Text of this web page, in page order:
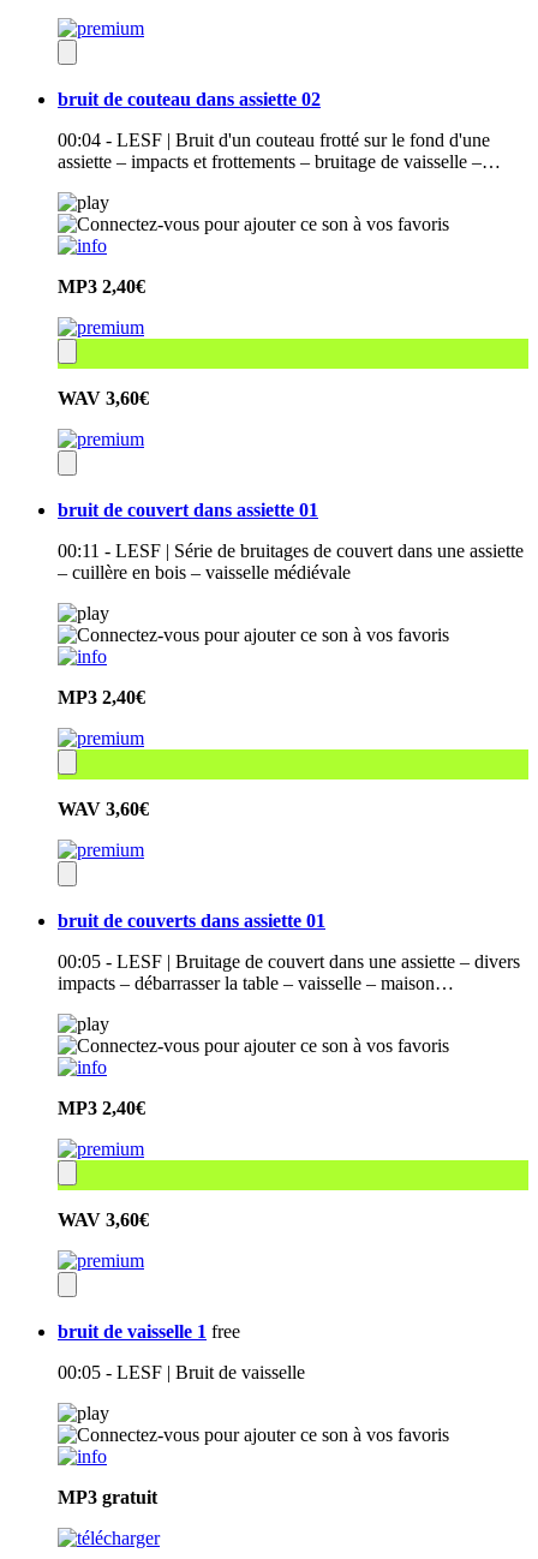
bruit de couteau dans assiette 02
00:04 - LESF | Bruit d'un couteau frotté sur le fond d'une
assiette – impacts et frottements – bruitage de vaisselle –…
MP3 2,40€
WAV 3,60€
bruit de couvert dans assiette 01
00:11 - LESF | Série de bruitages de couvert dans une assiette
– cuillère en bois – vaisselle médiévale
MP3 2,40€
WAV 3,60€
bruit de couverts dans assiette 01
00:05 - LESF | Bruitage de couvert dans une assiette – divers
impacts – débarrasser la table – vaisselle – maison…
MP3 2,40€
WAV 3,60€
bruit de vaisselle 1 free
00:05 - LESF | Bruit de vaisselle
MP3 gratuit